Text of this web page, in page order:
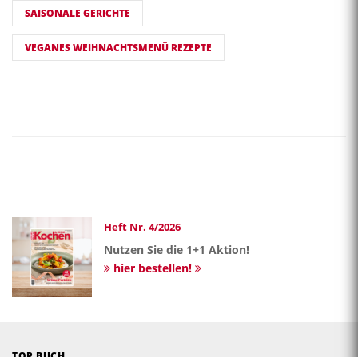
SAISONALE GERICHTE
VEGANES WEIHNACHTSMENÜ REZEPTE
Heft Nr. 4/2026
Nutzen Sie die 1+1 Aktion!
hier bestellen!